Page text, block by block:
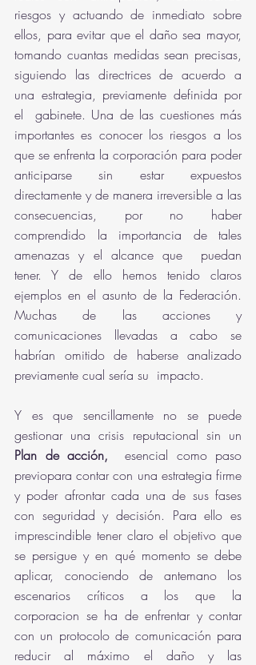
riesgos y actuando de inmediato sobre
ellos, para evitar que el daño sea mayor,
tomando cuantas medidas sean precisas,
siguiendo las directrices de acuerdo a
una estrategia, previamente definida por
el  gabinete. Una de las cuestiones más
importantes es conocer los riesgos a los
que se enfrenta la corporación para poder
anticiparse sin estar expuestos
directamente y de manera irreversible a las
consecuencias, por no haber
comprendido la importancia de tales
amenazas y el alcance que  puedan
tener. Y de ello hemos tenido claros
ejemplos en el asunto de la Federación.
Muchas de las acciones y
comunicaciones llevadas a cabo se
habrían omitido de haberse analizado
previamente cual sería su  impacto.
Y es que sencillamente no se puede
Plan de acción,
esencial como paso
previopara contar con una estrategia firme
y poder afrontar cada una de sus fases
con seguridad y decisión. Para ello es
imprescindible tener claro el objetivo que
se persigue y en qué momento se debe
aplicar, conociendo de antemano los
escenarios críticos a los que la
corporacion se ha de enfrentar y contar
con un protocolo de comunicación para
reducir al máximo el daño y las